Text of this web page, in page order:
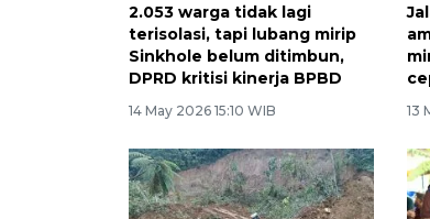
2.053 warga tidak lagi
terisolasi, tapi lubang mirip
Sinkhole belum ditimbun,
DPRD kritisi kinerja BPBD
14 May 2026 15:10 WIB 13